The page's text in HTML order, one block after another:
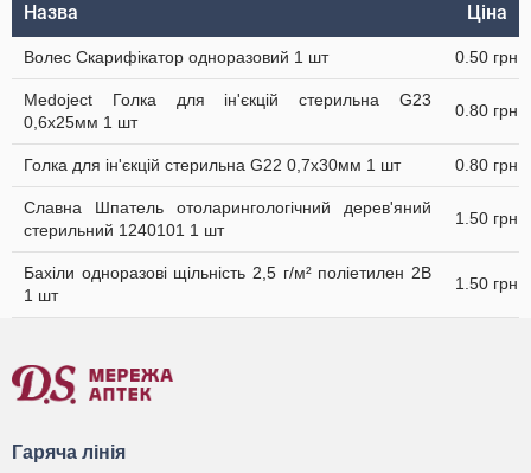
Назва Ціна
Волес Скарифікатор одноразовий 1 шт 0.50 грн
Medoject Голка для ін'єкцій стерильна G23
0,6х25мм 1 шт
0.80 грн
Голка для ін'єкцій стерильна G22 0,7х30мм 1 шт 0.80 грн
Славна Шпатель отоларингологічний дерев'яний
стерильний 1240101 1 шт
1.50 грн
Бахіли одноразові щільність 2,5 г/м² поліетилен 2В
1 шт
1.50 грн
Гаряча лінія